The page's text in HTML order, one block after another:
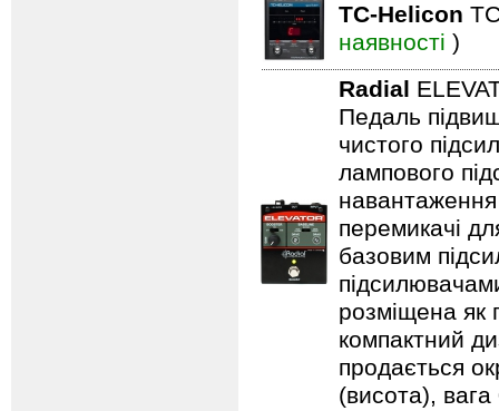
TC-Helicon
наявності )
Radial
Педаль
чистого
лампового
перемикачі
базовим
розміщена як
компактний
продається
(висота), вага